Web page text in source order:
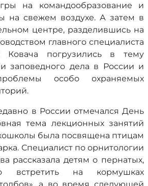
на командообразование и
на свежем воздухе. А затем в
центре, разделившись на
главного специалиста
Ковача погрузились в тему
заповедного дела в России и
особо охраняемых
в России отмечался День
тема лекционных занятий
была посвящена птицам
Специалист по орнитологии
рассказала детям о пернатых,
встретить на кормушках